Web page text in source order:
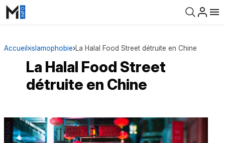
Accueil ›islamophobie›La Halal Food Street détruite en Chine
La Halal Food Street
détruite en Chine